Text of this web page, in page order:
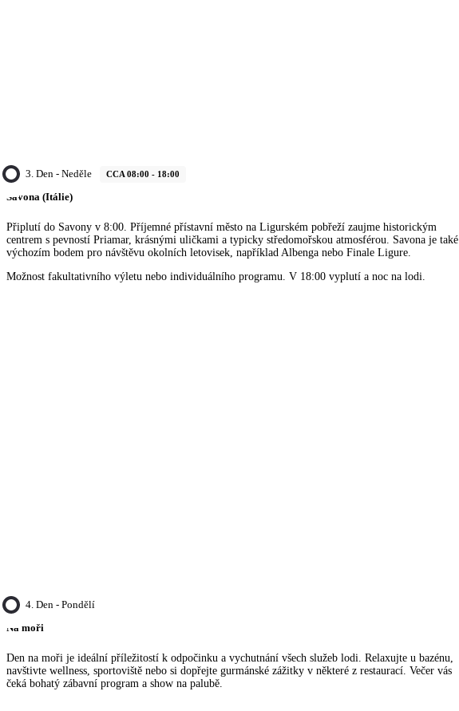
3. Den - Neděle CCA 08:00 - 18:00
Savona (Itálie)
Připlutí do Savony v 8:00. Příjemné přístavní město na Ligurském pobřeží zaujme historickým
centrem s pevností Priamar, krásnými uličkami a typicky středomořskou atmosférou. Savona je také
výchozím bodem pro návštěvu okolních letovisek, například Albenga nebo Finale Ligure.
Možnost fakultativního výletu nebo individuálního programu. V 18:00 vyplutí a noc na lodi.
4. Den - Pondělí
Na moři
Den na moři je ideální příležitostí k odpočinku a vychutnání všech služeb lodi. Relaxujte u bazénu,
navštivte wellness, sportoviště nebo si dopřejte gurmánské zážitky v některé z restaurací. Večer vás
čeká bohatý zábavní program a show na palubě.